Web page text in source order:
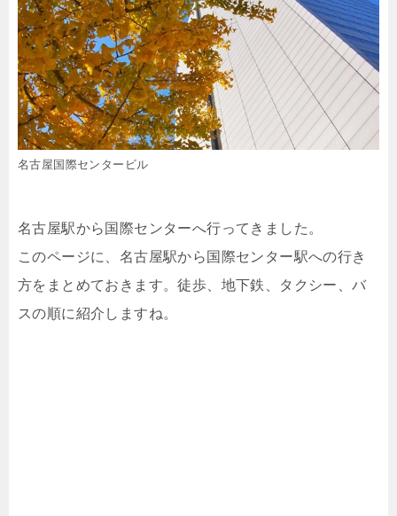
名古屋国際センタービル
名古屋駅から国際センターへ行ってきました。
このページに、名古屋駅から国際センター駅への行き
方をまとめておきます。徒歩、地下鉄、タクシー、バ
スの順に紹介しますね。